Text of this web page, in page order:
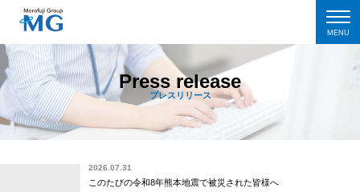
MENU
Press release
プレスリリース
2026.07.31
このたびの令和8年熊本地震で被災された皆様へ